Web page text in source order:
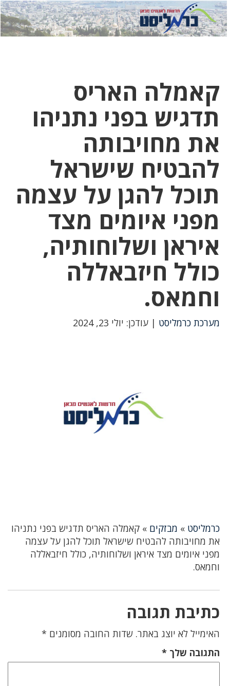
לחץ
כאן
לחץ
כדי
קאמלה האריס
תדגיש בפני נתניהו
את מחויבותה
להבטיח שישראל
תוכל להגן על עצמה
מפני איומים מצד
איראן ושלוחותיה,
כולל חיזבאללה
וחמאס.
מערכת כרמליסט | עודכן: יולי 23, 2024
כרמליסט » מבזקים » קאמלה האריס תדגיש בפני נתניהו
את מחויבותה להבטיח שישראל תוכל להגן על עצמה
מפני איומים מצד איראן ושלוחותיה, כולל חיזבאללה
וחמאס.
כתיבת תגובה
האימייל לא יוצג באתר. שדות החובה מסומנים *
התגובה שלך *